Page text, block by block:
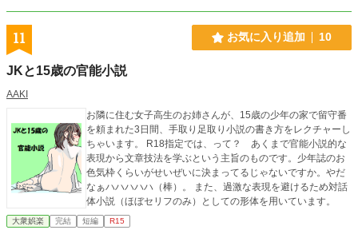
11 お気に入り追加 10
JKと15歳の官能小説
AAKI
お隣に住む女子高生のお姉さんが、15歳の少年の家で留守番
を頼まれた3日間、手取り足取り小説の書き方をレクチャーし
ちゃいます。 R18指定では、って？ あくまで官能小説的な
表現から文章技法を学ぶという主旨のものです。少年誌のお
色気枠くらいがせいぜいに決まってるじゃないですか。やだ
なぁハハハハハ（棒）。 また、過激な表現を避けるため対話
体小説（ほぼセリフのみ）としての形体を用いています。
大衆娯楽 完結 短編 R15